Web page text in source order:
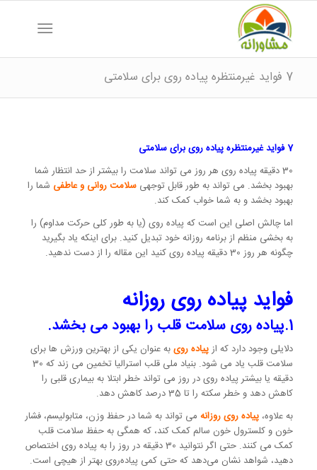
7 فواید غیرمنتظره پیاده روی برای سلامتی
7 فواید غیرمنتظره پیاده روی برای سلامتی
30 دقیقه پیاده روی هر روز می تواند سلامت را بیشتر از حد انتظار شما
بهبود بخشد. می تواند به طور قابل توجهی سلامت روانی و عاطفی شما را
بهبود بخشد و به شما خواب کمک کند.
اما چالش اصلی این است که پیاده روی (یا به طور کلی حرکت مداوم) را
به بخشی منظم از برنامه روزانه خود تبدیل کنید. برای اینکه یاد بگیرید
چگونه هر روز 30 دقیقه پیاده روی کنید این مقاله را از دست ندهید.
فواید پیاده روی روزانه
1.پیاده روی سلامت قلب را بهبود می بخشد.
دلایلی وجود دارد که ازپیاده رویبه عنوان یکی از بهترین ورزش ها برای
سلامت قلب یاد می شود. بنیاد ملی قلب استرالیا تخمین می زند که 30
دقیقه یا بیشتر پیاده روی در روز می تواند خطر ابتلا به بیماری قلبی را
کاهش دهد و خطر سکته را تا 35 درصد کاهش دهد.
به علاوه، پیاده روی روزانه می تواند به شما در حفظ وزن، متابولیسم، فشار
خون و کلسترول خون سالم کمک کند، که همگی به حفظ سلامت قلب
کمک می کنند. حتی اگر نتوانید 30 دقیقه در روز را به پیاده روی اختصاص
دهید، شواهد نشان می‌دهد که حتی کمی پیاده‌روی بهتر از هیچی است.